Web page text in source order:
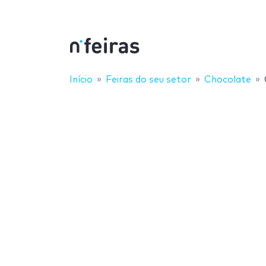
Início Feiras do seu setor Chocolate